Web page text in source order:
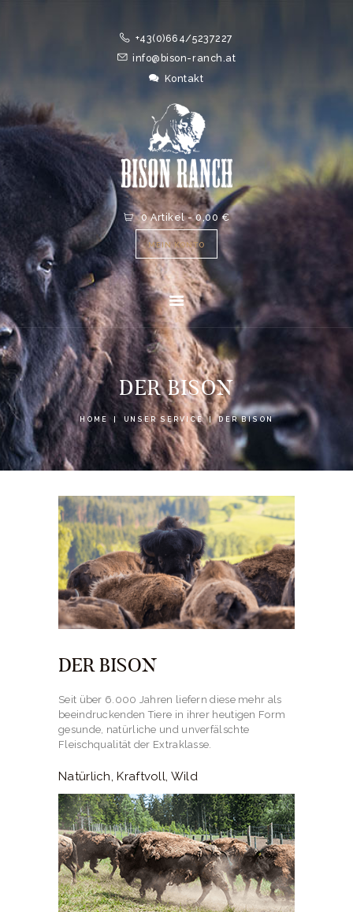
+43(0)664/5237227
info@bison-ranch.at
Kontakt
0 Artikel-0,00 €
MEIN KONTO
DER BISON
HOME UNSER SERVICE DER BISON
ONLINESHOP
NEWS
EVENTS
DER BISON
Seit über 6.000 Jahren liefern diese mehr als
beeindruckenden Tiere in ihrer heutigen Form
gesunde, natürliche und unverfälschte
Fleischqualität der Extraklasse.
Natürlich, Kraftvoll, Wild